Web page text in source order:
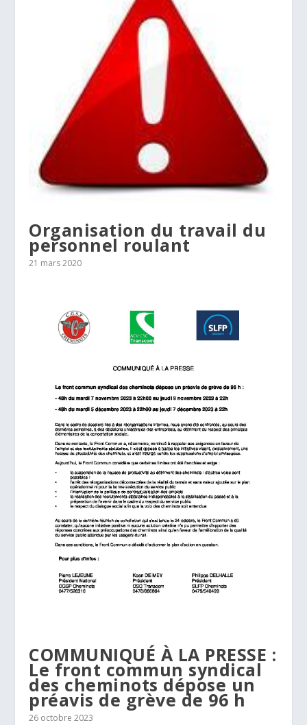
Organisation du travail du
personnel roulant
21 mars 2020
COMMUNIQUÉ À LA PRESSE :
Le front commun syndical
des cheminots dépose un
préavis de grève de 96 h
26 octobre 2023